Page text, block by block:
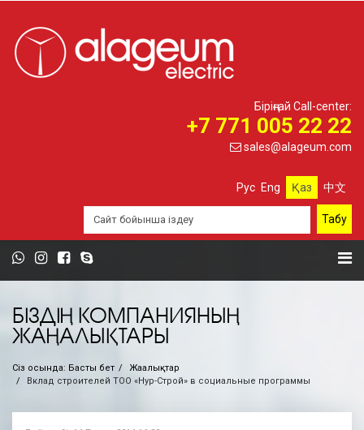
Біріңғай Call-center:
+7 771 005 22 22
sales@alageum.com
Рус Eng Қаз 中文
БІЗДІҢ КОМПАНИЯНЫҢ
ЖАҢАЛЫҚТАРЫ
Сіз осында: Басты бет
Жаңалықтар
Вклад строителей ТОО «Нур-Строй» в социальные программы